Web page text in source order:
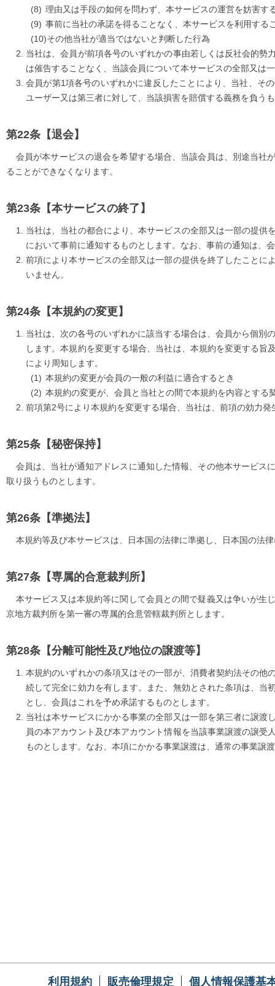
理由又は手段の如何を問わず、本サービスの運営を妨害す
事前に当社の承諾を得ることなく、本サービスを利用す
その他当社が適当ではないと判断した行為
当社は、会員が前項各号のいずれかの事由若しくは反社会的
は催告することなく、当該会員について本サービスの全部又は
会員が第1項各号のいずれかに違反したことにより、当社、そ
ユーザー又は第三者に対して、当該損害を賠償する義務を負う
【退会】
会員が本サービスの退会を希望する場合、当該会員は、別途当社
ることができなくなります。
【本サービスの終了】
当社は、当社の都合により、本サービスの全部又は一部の提
において事前に通知するものとします。なお、事前の通知は、
前項により本サービスの全部又は一部の提供を終了したこと
いません。
【本規約の変更】
当社は、次の各号のいずれかに該当する場合は、会員から個別
します。本規約を変更する場合、当社は、本規約を変更する
により周知します。
本規約の変更が会員の一般の利益に適合するとき
本規約の変更が、会員と当社との間で本規約を内容とす
前項第2号により本規約を変更する場合、当社は、前項の効力
【秘密保持】
会員は、当社が通知アドレスに通知した情報、その他本サービス
取り扱うものとします。
【準拠法】
本規約等及び本サービスは、日本国の法律に準拠し、日本国の法
【専属的合意裁判所】
本サービス又は本規約等に関して会員との間で疑義又は争いが生
京地方裁判所を第一審の専属的合意管轄裁判所とします。
【分離可能性及び地位の譲渡等】
本規約のいずれかの条項又はその一部が、消費者契約法その
続して完全に効力を有します。また、無効とされた条項は、
とし、会員はこれを予め承諾するものとします。
当社は本サービスにかかる事業の全部又は一部を第三者に譲
員の本アカウント及び本アカウント情報を当該事業譲渡の譲
ものとします。なお、本項にかかる事業譲渡は、通常の事業譲
利用規約 販売倫理規定 個人情報保護基